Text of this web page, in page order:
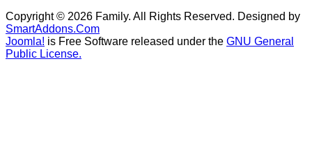
Copyright © 2026 Family. All Rights Reserved. Designed by
SmartAddons.Com
Joomla! is Free Software released under the GNU General
Public License.